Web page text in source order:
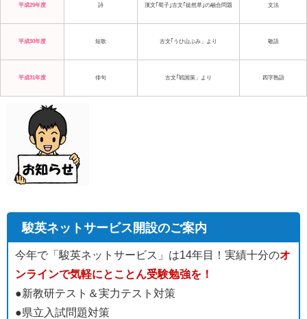
平成29年度 詩 漢文｢荀子｣古文｢徒然草｣の融合問題 文法
平成30年度 短歌 古文｢うひ山ぶみ」より 敬語
平成31年度 俳句 古文｢戦国策」より 四字熟語
駿英ネットサービス開設のご案内
今年で「駿英ネットサービス」は14年目！実績十分のオ
ンラインで気軽にとことん受験勉強を！
●新教研テスト＆実力テスト対策
●県立入試問題対策